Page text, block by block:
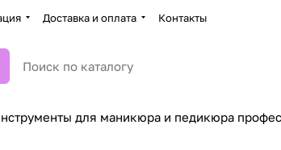
Доставка и оплата Контакты
для маникюра и педикюра